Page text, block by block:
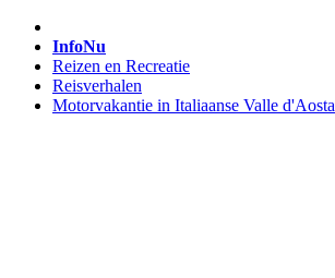
InfoNu
Reizen en Recreatie
Reisverhalen
Motorvakantie in Italiaanse Valle d'Aosta